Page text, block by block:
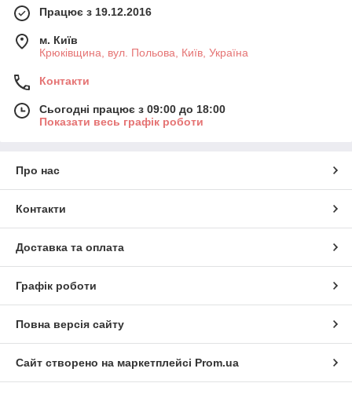
Працює з 19.12.2016
м. Київ
Крюківщина, вул. Польова, Київ, Україна
Контакти
Сьогодні працює з 09:00 до 18:00
Показати весь графік роботи
Про нас
Контакти
Доставка та оплата
Графік роботи
Повна версія сайту
Сайт створено на маркетплейсі Prom.ua